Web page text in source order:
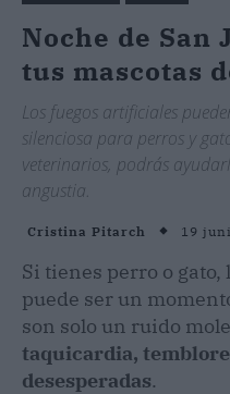
Noche de San
tus mascotas
Los fuegos artificiales
silenciosa para perros y
veterinarios, podrás
angustia.
Cristina Pitarch 19
Si tienes perro o gato,
puede ser un
son solo un ruido
taquicardia,
desesperadas.